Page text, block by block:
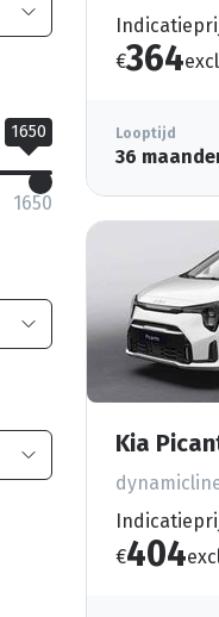
1650
1650
€364
Looptijd
36
Kia
€404